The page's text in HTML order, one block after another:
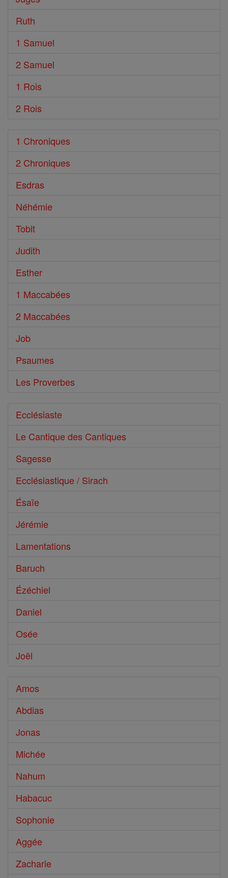
Ruth
1 Samuel
2 Samuel
1 Rois
2 Rois
1 Chroniques
2 Chroniques
Esdras
Néhémie
Tobit
Judith
Esther
1 Maccabées
2 Maccabées
Job
Psaumes
Les Proverbes
Ecclésiaste
Le Cantique des Cantiques
Sagesse
Ecclésiastique / Sirach
Ésaïe
Jérémie
Lamentations
Baruch
Ézéchiel
Daniel
Osée
Joël
Amos
Abdias
Jonas
Michée
Nahum
Habacuc
Sophonie
Aggée
Zacharie